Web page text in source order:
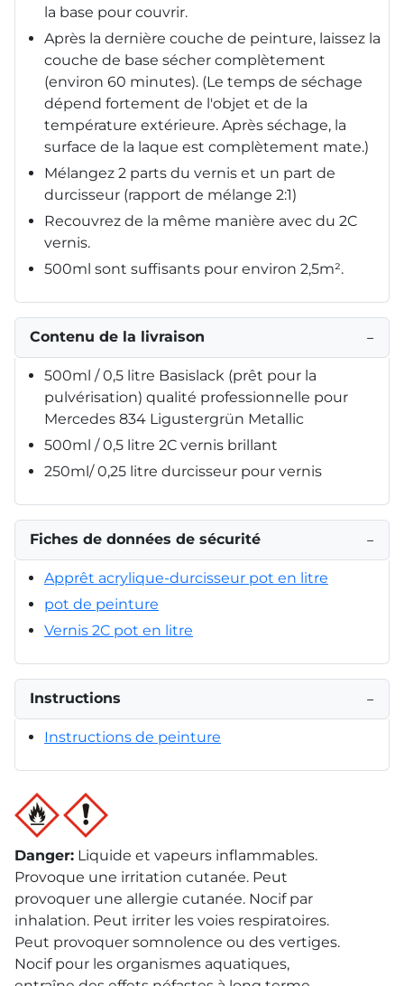
la base pour couvrir.
Après la dernière couche de peinture, laissez la
couche de base sécher complètement
(environ 60 minutes). (Le temps de séchage
dépend fortement de l'objet et de la
température extérieure. Après séchage, la
surface de la laque est complètement mate.)
Mélangez 2 parts du vernis et un part de
durcisseur (rapport de mélange 2:1)
Recouvrez de la même manière avec du 2C
vernis.
500ml sont suffisants pour environ 2,5m².
Contenu de la livraison −
500ml / 0,5 litre Basislack (prêt pour la
pulvérisation) qualité professionnelle pour
Mercedes 834 Ligustergrün Metallic
500ml / 0,5 litre 2C vernis brillant
250ml/ 0,25 litre durcisseur pour vernis
Fiches de données de sécurité −
Apprêt acrylique-durcisseur pot en litre
pot de peinture
Vernis 2C pot en litre
Instructions −
Instructions de peinture
Danger: Liquide et vapeurs inflammables.
Provoque une irritation cutanée. Peut
provoquer une allergie cutanée. Nocif par
inhalation. Peut irriter les voies respiratoires.
Peut provoquer somnolence ou des vertiges.
Nocif pour les organismes aquatiques,